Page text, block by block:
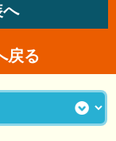
へ
戻る